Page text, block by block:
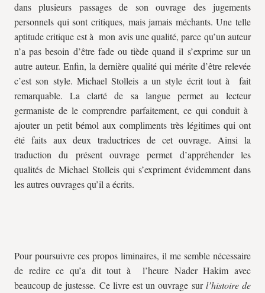
dans plusieurs passages de son ouvrage des jugements
personnels qui sont critiques, mais jamais méchants. Une telle
aptitude critique est à mon avis une qualité, parce qu’un auteur
n’a pas besoin d’être fade ou tiède quand il s’exprime sur un
autre auteur. Enfin, la dernière qualité qui mérite d’être relevée
c’est son style. Michael Stolleis a un style écrit tout à fait
remarquable. La clarté de sa langue permet au lecteur
germaniste de le comprendre parfaitement, ce qui conduit à
ajouter un petit bémol aux compliments très légitimes qui ont
été faits aux deux traductrices de cet ouvrage. Ainsi la
traduction du présent ouvrage permet d’appréhender les
qualités de Michael Stolleis qui s’expriment évidemment dans
les autres ouvrages qu’il a écrits.
Pour poursuivre ces propos liminaires, il me semble nécessaire
de redire ce qu’a dit tout à l’heure Nader Hakim avec
beaucoup de justesse. Ce livre est un ouvrage surl’histoire de